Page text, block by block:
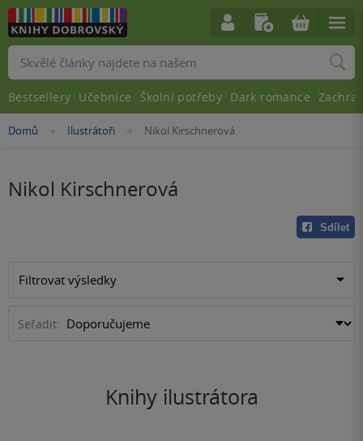
Nacházíte
Domů »
Ilustrátoři »Nikol Kirschnerová
Nikol Kirschnerová
Sdílet
Filtrovat výsledky
Seřadit:
Knihy ilustrátora
Vyhledávání
Bestsellery Učebnice Školní potřeby Dark romance